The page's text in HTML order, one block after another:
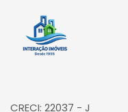
Página inicial
CRECI: 22037 - J